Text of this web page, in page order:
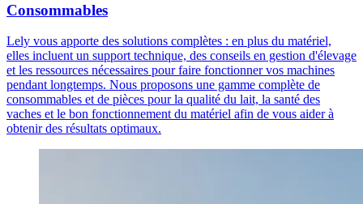
Consommables
Lely vous apporte des solutions complètes : en plus du matériel,
elles incluent un support technique, des conseils en gestion d'élevage
et les ressources nécessaires pour faire fonctionner vos machines
pendant longtemps. Nous proposons une gamme complète de
consommables et de pièces pour la qualité du lait, la santé des
vaches et le bon fonctionnement du matériel afin de vous aider à
obtenir des résultats optimaux.